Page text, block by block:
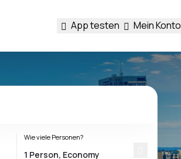
App testen Mein Konto
Wie viele Personen?